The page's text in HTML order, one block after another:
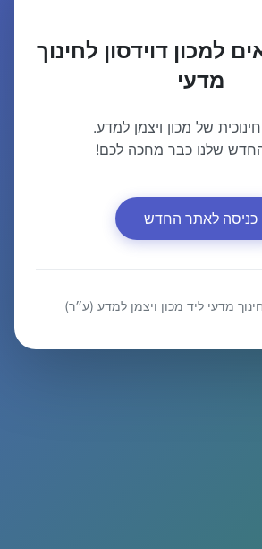
למכון דוידסון לחינוך
מדעי
של מכון ויצמן למדע.
שלנו כבר מחכה לכם!
כניסה לאתר החדש
מדעי ליד מכון ויצמן למדע (ע״ר)